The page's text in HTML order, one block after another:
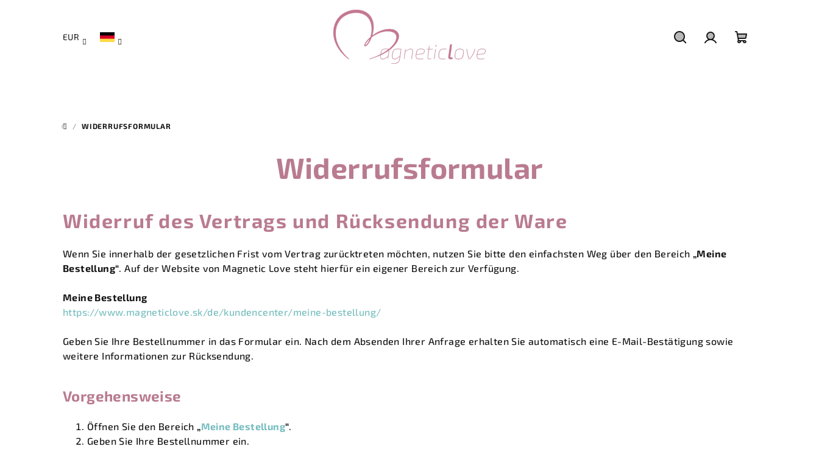
EUR
STARTSEITE
/ WIDERRUFSFORMULAR
Widerrufsformular
Widerruf des Vertrags und Rücksendung der Ware
Wenn Sie innerhalb der gesetzlichen Frist vom Vertrag zurücktreten möchten, nutzen Sie bitte den einfachsten Weg über den Bereich „Meine
Bestellung“. Auf der Website von Magnetic Love steht hierfür ein eigener Bereich zur Verfügung.
Meine Bestellung
https://www.magneticlove.sk/de/kundencenter/meine-bestellung/
Geben Sie Ihre Bestellnummer in das Formular ein. Nach dem Absenden Ihrer Anfrage erhalten Sie automatisch eine E-Mail-Bestätigung sowie
weitere Informationen zur Rücksendung.
Vorgehensweise
Öffnen Sie den Bereich„Meine Bestellung“.
Geben Sie Ihre Bestellnummer ein.